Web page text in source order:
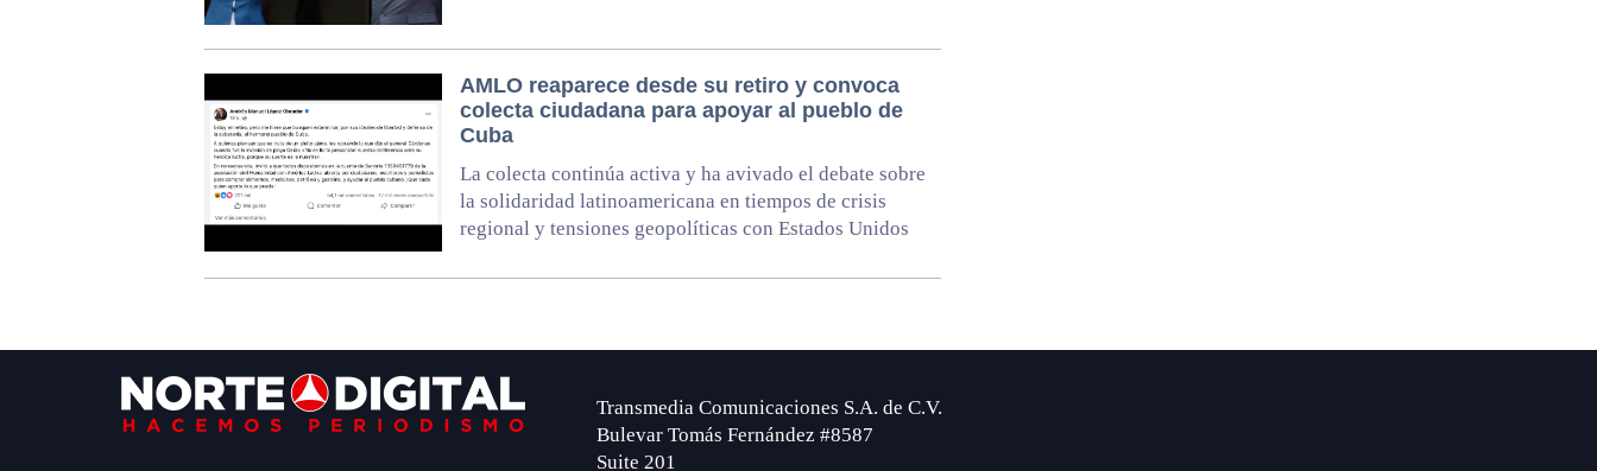
AMLO reaparece desde su retiro y convoca
colecta ciudadana para apoyar al pueblo de
Cuba
La colecta continúa activa y ha avivado el debate sobre
la solidaridad latinoamericana en tiempos de crisis
regional y tensiones geopolíticas con Estados Unidos
Transmedia Comunicaciones S.A. de C.V.
Bulevar Tomás Fernández #8587
Suite 201